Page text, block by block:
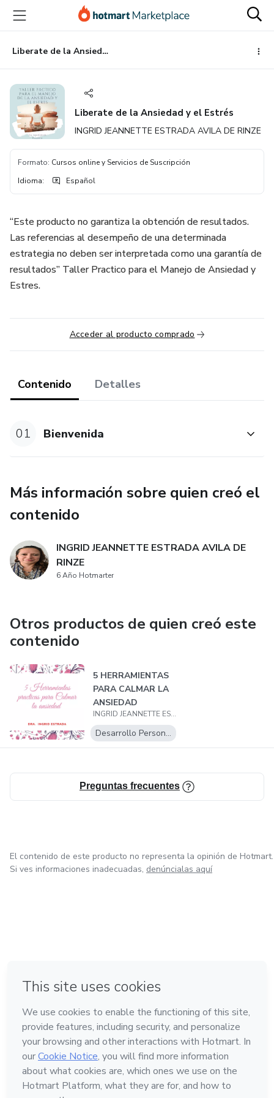
principal
página
de
página
Liberate de la Ansiedad y el Estrés
Liberate de la Ansiedad y el Estrés
INGRID JEANNETTE ESTRADA AVILA DE RINZE
Formato: Cursos online y Servicios de Suscripción
Idioma: Español
“Este producto no garantiza la obtención de resultados.
Las referencias al desempeño de una determinada
estrategia no deben ser interpretada como una garantía de
resultados” Taller Practico para el Manejo de Ansiedad y
Estres.
Acceder al producto comprado
Contenido Detalles
01 Bienvenida
Más información sobre quien creó el
contenido
INGRID JEANNETTE ESTRADA AVILA DE
RINZE
6 Año Hotmarter
Otros productos de quien creó este
contenido
5 HERRAMIENTAS
PARA CALMAR LA
ANSIEDAD
INGRID JEANNETTE ESTRADA AVILA DE RINZE
Desarrollo Personal
Preguntas frecuentes
El contenido de este producto no representa la opinión de Hotmart.
Si ves informaciones inadecuadas, denúncialas aquí
Hecho con❤ en Ciudad de México
Conoce Hotmart
Idioma